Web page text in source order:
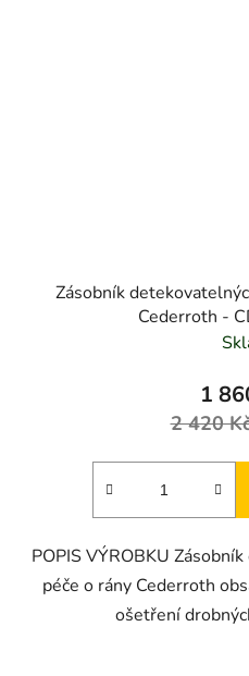
Zásobník
Cederroth -
1
2 420
POPIS VÝROBKU
péče o rány Cederroth
ošetření